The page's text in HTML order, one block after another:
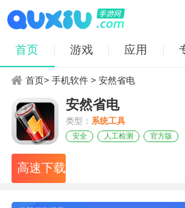
首页 游戏 应用
首页>手机软件 > 安然省电
安然省电
类型：系统工具
安全 人工检测 官方版
高速下载